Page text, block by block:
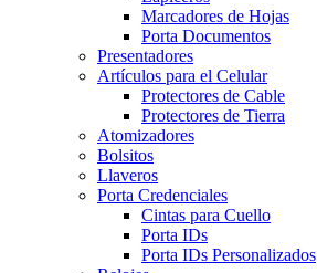
Marcadores de Hojas
Porta Documentos
Presentadores
Artículos para el Celular
Protectores de Cable
Protectores de Tierra
Atomizadores
Bolsitos
Llaveros
Porta Credenciales
Cintas para Cuello
Porta IDs
Porta IDs Personalizados